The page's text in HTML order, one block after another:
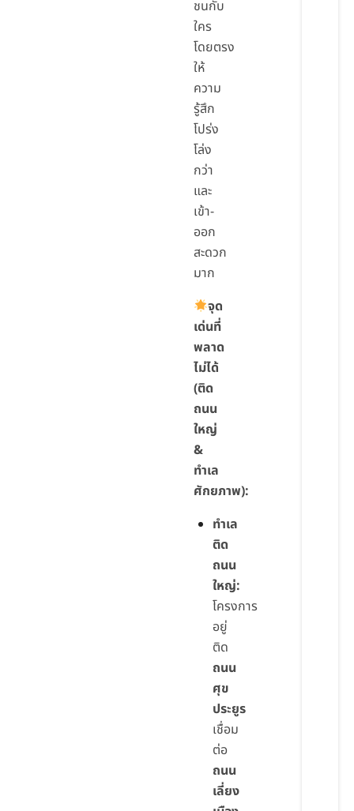
ชนกับ
ใคร
โดยตรง
ให้
ความ
รู้สึก
โปร่ง
โล่ง
กว่า
และ
เข้า-
ออก
สะดวก
มาก
จุด
เด่นที่
พลาด
ไม่ได้
(ติด
ถนน
ใหญ่
&
ทำเล
ศักยภาพ):
ทำเล
ติด
ถนน
ใหญ่:
โครงการ
อยู่
ติด
ถนน
ศุข
ประยูร
เชื่อม
ต่อ
ถนน
เลี่ยง